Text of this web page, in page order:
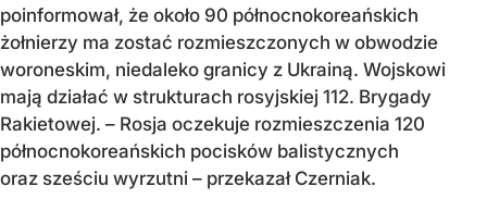
poinformował, że około 90 północnokoreańskich
żołnierzy ma zostać rozmieszczonych w obwodzie
woroneskim, niedaleko granicy z Ukrainą. Wojskowi
mają działać w strukturach rosyjskiej 112. Brygady
Rakietowej. – Rosja oczekuje rozmieszczenia 120
północnokoreańskich pocisków balistycznych
oraz sześciu wyrzutni – przekazał Czerniak.